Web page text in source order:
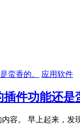
应用软件
件功能还是
容。 早上起来，